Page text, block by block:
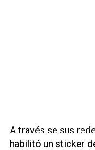
A través se sus
habilitó un sticker